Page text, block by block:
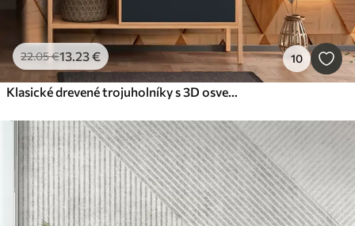
22.05€13.23€ 10
Klasické drevené trojuholníky s 3D osvetlením